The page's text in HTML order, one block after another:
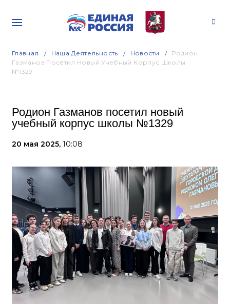
Главная Наша Деятельность Новости
Родион
Газманов Посетил Новый Учебный Корпус Школы
№1329
Родион Газманов посетил новый
учебный корпус школы №1329
20 мая 2025, 10:08